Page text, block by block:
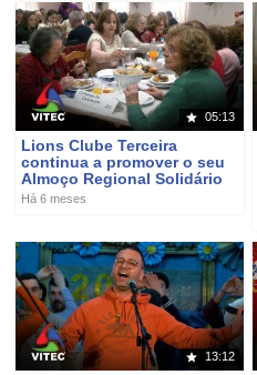
05:13
Lions Clube Terceira
continua a promover o seu
Almoço Regional Solidário
Há 6 meses
13:12